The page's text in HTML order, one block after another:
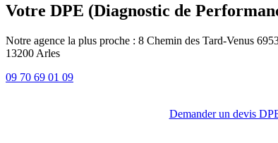
Votre DPE (Diagnostic de
Notre agence la plus proche : 8 Chemin des Tard-Venus
13200 Arles
09 70 69 01 09
Demander un devis